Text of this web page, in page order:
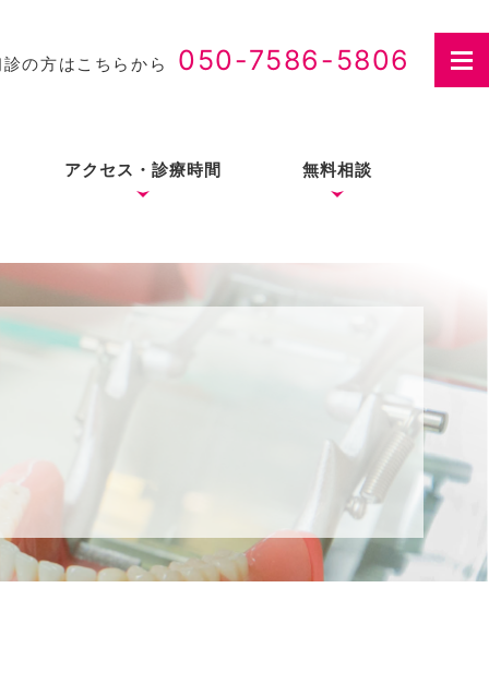
診の方はこちらから 050-7586-5806
アクセス・診療時間 無料相談